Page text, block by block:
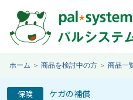
ホーム ＞ 商品を検討中の方 ＞ 商品一
保険 ケガの補償